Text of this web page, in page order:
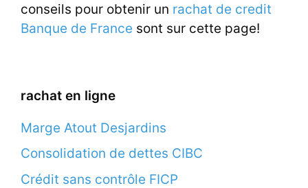
conseils pour obtenir un rachat de credit
Banque de France sont sur cette page!
rachat en ligne
Marge Atout Desjardins
Consolidation de dettes CIBC
Crédit sans contrôle FICP